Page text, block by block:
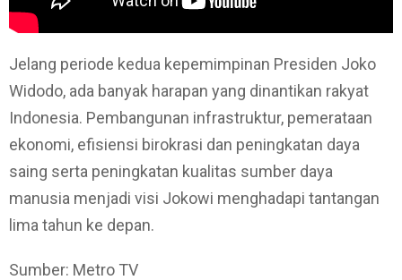
Jelang periode kedua kepemimpinan Presiden Joko
Widodo, ada banyak harapan yang dinantikan rakyat
Indonesia. Pembangunan infrastruktur, pemerataan
ekonomi, efisiensi birokrasi dan peningkatan daya
saing serta peningkatan kualitas sumber daya
manusia menjadi visi Jokowi menghadapi tantangan
lima tahun ke depan.
Sumber: Metro TV